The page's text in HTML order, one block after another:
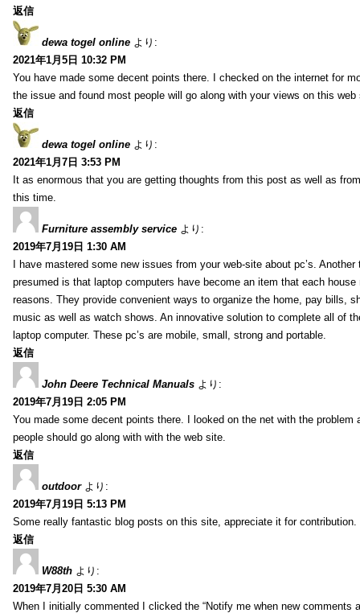
返信
dewa togel online より:
2021年1月5日 10:32 PM
You have made some decent points there. I checked on the internet for
the issue and found most people will go along with your views on this web
返信
dewa togel online より:
2021年1月7日 3:53 PM
It as enormous that you are getting thoughts from this post as well as
this time.
Furniture assembly service より:
2019年7月19日 1:30 AM
I have mastered some new issues from your web-site about pc’s. Another
presumed is that laptop computers have become an item that each
reasons. They provide convenient ways to organize the home, pay bills,
music as well as watch shows. An innovative solution to complete all of
laptop computer. These pc’s are mobile, small, strong and portable.
返信
John Deere Technical Manuals より:
2019年7月19日 2:05 PM
You made some decent points there. I looked on the net with the problem
people should go along with with the web site.
返信
outdoor より:
2019年7月19日 5:13 PM
Some really fantastic blog posts on this site, appreciate it for contribution.
返信
W88th より:
2019年7月20日 5:30 AM
When I initially commented I clicked the “Notify me when new comments